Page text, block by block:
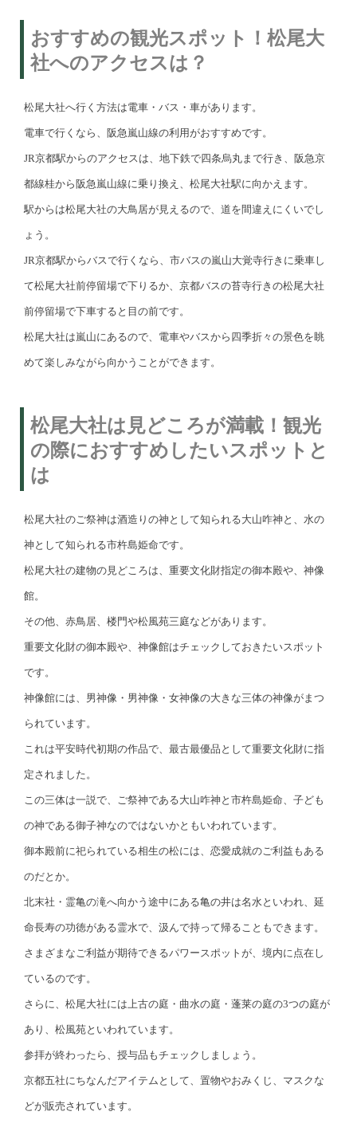
おすすめの観光スポット！松尾大
社へのアクセスは？
松尾大社へ行く方法は電車・バス・車があります。
電車で行くなら、阪急嵐山線の利用がおすすめです。
JR京都駅からのアクセスは、地下鉄で四条烏丸まで行き、阪急京
都線桂から阪急嵐山線に乗り換え、松尾大社駅に向かえます。
駅からは松尾大社の大鳥居が見えるので、道を間違えにくいでし
ょう。
JR京都駅からバスで行くなら、市バスの嵐山大覚寺行きに乗車し
て松尾大社前停留場で下りるか、京都バスの苔寺行きの松尾大社
前停留場で下車すると目の前です。
松尾大社は嵐山にあるので、電車やバスから四季折々の景色を眺
めて楽しみながら向かうことができます。
松尾大社は見どころが満載！観光
の際におすすめしたいスポットと
は
松尾大社のご祭神は酒造りの神として知られる大山咋神と、水の
神として知られる市杵島姫命です。
松尾大社の建物の見どころは、重要文化財指定の御本殿や、神像
館。
その他、赤鳥居、楼門や松風苑三庭などがあります。
重要文化財の御本殿や、神像館はチェックしておきたいスポット
です。
神像館には、男神像・男神像・女神像の大きな三体の神像がまつ
られています。
これは平安時代初期の作品で、最古最優品として重要文化財に指
定されました。
この三体は一説で、ご祭神である大山咋神と市杵島姫命、子ども
の神である御子神なのではないかともいわれています。
御本殿前に祀られている相生の松には、恋愛成就のご利益もある
のだとか。
北末社・霊亀の滝へ向かう途中にある亀の井は名水といわれ、延
命長寿の功徳がある霊水で、汲んで持って帰ることもできます。
さまざまなご利益が期待できるパワースポットが、境内に点在し
ているのです。
さらに、松尾大社には上古の庭・曲水の庭・蓬莱の庭の3つの庭が
あり、松風苑といわれています。
参拝が終わったら、授与品もチェックしましょう。
京都五社にちなんだアイテムとして、置物やおみくじ、マスクな
どが販売されています。